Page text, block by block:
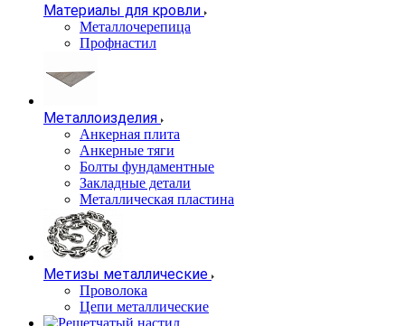
Материалы для кровли
Металлочерепица
Профнастил
Металлоизделия
Анкерная плита
Анкерные тяги
Болты фундаментные
Закладные детали
Металлическая пластина
Метизы металлические
Проволока
Цепи металлические